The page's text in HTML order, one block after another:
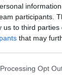
participants.
us to third parties
that may
website/app uses
Opt